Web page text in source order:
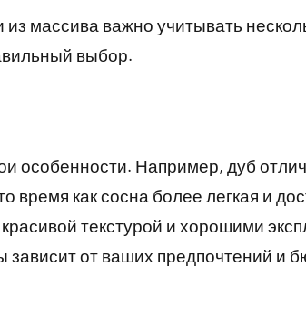
массива важно учитывать
выбор.
особенности. Например, дуб
время как сосна более легкая и
текстурой и хорошими
от ваших предпочтений и